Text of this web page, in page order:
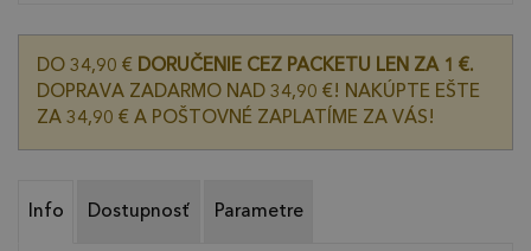
DO 34,90 € DORUČENIE CEZ PACKETU LEN ZA 1 €.
DOPRAVA ZADARMO NAD 34,90 €! NAKÚPTE EŠTE
ZA 34,90 € A POŠTOVNÉ ZAPLATÍME ZA VÁS!
Info Dostupnosť Parametre